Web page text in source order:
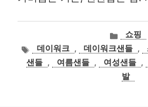
카
테
고
리
쇼핑
태
그
데이워크 , 데이워크샌들 ,
샌들 , 여름샌들 , 여성샌들 ,
발